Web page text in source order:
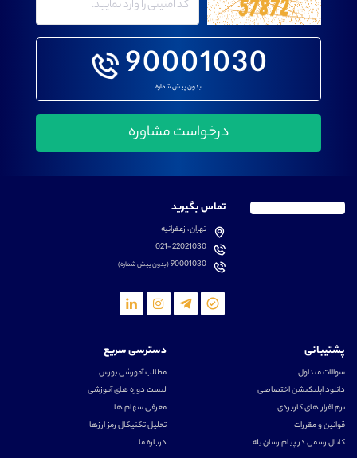
90001030
بدون پیش شماره
تماس بگیرید
تهران، زعفرانیه
021-22021030
90001030(بدون پیش شماره)
پشتیبانی
سوالات متداول
دانلود اپلیکیشن اختصاصی
نرم افزار های کاربردی
قوانین و مقررات
کانال رسمی در پیام رسان بله
دسترسی سریع
مطالب آموزشی بورس
لیست دوره های آموزشی
معرفی سهام ها
تحلیل تکنیکال رمز ارزها
درباره ما